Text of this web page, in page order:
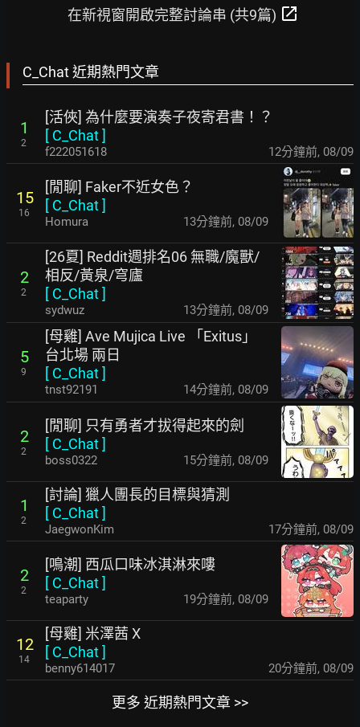
在新視窗開啟完整討論串 (共9篇) open_in_new
C_Chat 近期熱門文章
1
2
[活俠] 為什麼要演奏子夜寄君書！？
[ C_Chat]
f222051618 12分鐘前, 08/09
15
16
[閒聊] Faker不近女色？
[ C_Chat]
Homura 13分鐘前, 08/09
2
2
[26夏] Reddit週排名06 無職/魔獸/
相反/黃泉/穹廬
[ C_Chat]
sydwuz 13分鐘前, 08/09
5
9
[母雞] Ave Mujica Live 「Exitus」
台北場 兩日
[ C_Chat]
tnst92191 14分鐘前, 08/09
2
2
[閒聊] 只有勇者才拔得起來的劍
[ C_Chat]
boss0322 15分鐘前, 08/09
1
2
[討論] 獵人團長的目標與猜測
[ C_Chat]
JaegwonKim 17分鐘前, 08/09
2
2
[鳴潮] 西瓜口味冰淇淋來嘍
[ C_Chat]
teaparty 19分鐘前, 08/09
12
14
[母雞] 米澤茜 X
[ C_Chat]
benny614017 20分鐘前, 08/09
更多 近期熱門文章 >>